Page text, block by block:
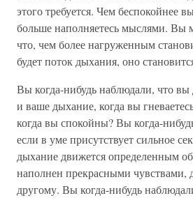
этого требуется. Чем беспокойнее
больше наполняетесь мыслями. Вы
что, чем более нагруженным
будет поток дыхания, оно
Вы когда-нибудь наблюдали, что
и ваше дыхание, когда вы
когда вы спокойны? Вы когда-
если в уме присутствует сильное
дыхание движется определенным
наполнен прекрасными чувствами,
другому. Вы когда-нибудь